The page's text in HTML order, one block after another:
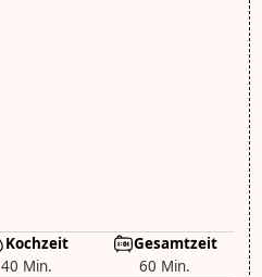
Kochzeit
40 Min.
Gesamtzeit
60 Min.